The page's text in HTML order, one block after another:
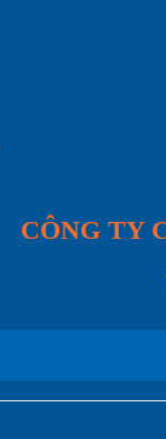
CÔNG TY